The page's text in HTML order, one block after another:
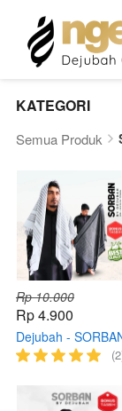
KATEGORI
Semua Produk
Rp 10.000
Rp 4.900
Dejubah -
Kashmiri Almas